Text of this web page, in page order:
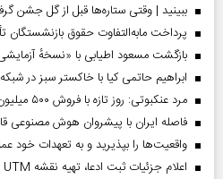
ببینید | وقتی ستاره‌ها قبل از گل جشن
پرداخت مابه‌التفاوت حقوق بازنشستگان
بازگشت مسعود اطیابی با «نسخهٔ
ابراهیم حاتمی کیا با خاکستر سبز در
مرد عنکبوتی: روز تازه با فروش ۵۰۰ میلیون دلاری در آمریکا رکوردشکنی کرد
فاصله ایران با پیشرو‌ان هوش مصنوعی
واقعیت‌ها را بپذیرید و به تعهدات خود
اعلام جزئیات ثبت ادعا، تهیه نقشه UTM و ارائه مادر سند